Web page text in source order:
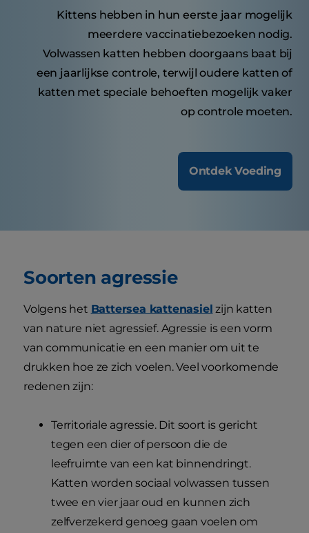
Kittens hebben in hun eerste jaar mogelijk
meerdere vaccinatiebezoeken nodig.
Volwassen katten hebben doorgaans baat bij
een jaarlijkse controle, terwijl oudere katten of
katten met speciale behoeften mogelijk vaker
op controle moeten.
Ontdek Voeding
Soorten agressie
Volgens het Battersea kattenasiel zijn katten
van nature niet agressief. Agressie is een vorm
van communicatie en een manier om uit te
drukken hoe ze zich voelen. Veel voorkomende
redenen zijn:
Territoriale agressie. Dit soort is gericht
tegen een dier of persoon die de
leefruimte van een kat binnendringt.
Katten worden sociaal volwassen tussen
twee en vier jaar oud en kunnen zich
zelfverzekerd genoeg gaan voelen om